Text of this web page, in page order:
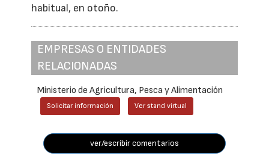
habitual, en otoño.
EMPRESAS O ENTIDADES
RELACIONADAS
Ministerio de Agricultura, Pesca y Alimentación
Solicitar información Ver stand virtual
ver/escribir comentarios